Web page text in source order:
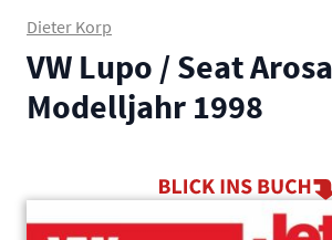
Dieter Korp
VW Lupo / Seat
Modelljahr 1998